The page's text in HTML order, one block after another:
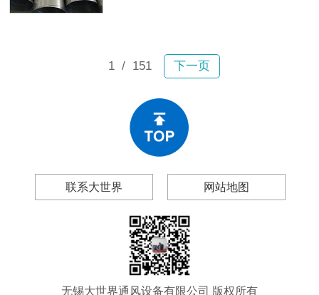
落。所幸均未造成人员伤亡，然而连
续两起事故为工程和物业管理领域敲
落绝非偶然现象。
1/ 151 下一页
联系大世界 网站地图
无锡大世界通风设备有限公司 版权所有